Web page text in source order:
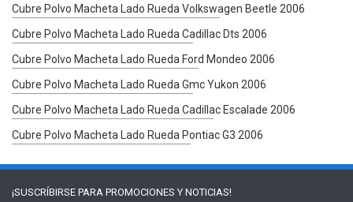
Cubre Polvo Macheta Lado Rueda Volkswagen Beetle 2006
Cubre Polvo Macheta Lado Rueda Cadillac Dts 2006
Cubre Polvo Macheta Lado Rueda Ford Mondeo 2006
Cubre Polvo Macheta Lado Rueda Gmc Yukon 2006
Cubre Polvo Macheta Lado Rueda Cadillac Escalade 2006
Cubre Polvo Macheta Lado Rueda Pontiac G3 2006
¡SUSCRÍBIRSE PARA PROMOCIONES Y NOTICIAS!